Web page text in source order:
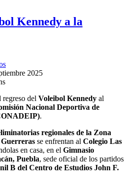
Kennedy a la
2025
del Voleibol Kennedy al
Nacional Deportiva de
.
regionales de la Zona
Guerreras se enfrentan al Colegio Las
en casa, en el Gimnasio
Puebla, sede oficial de los partidos
B del Centro de Estudios John F.